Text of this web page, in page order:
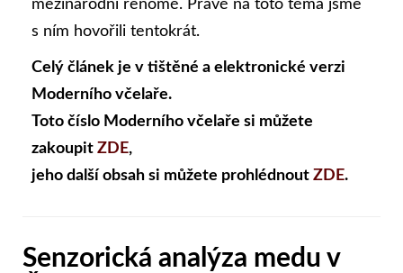
mezinárodní renomé. Právě na toto téma jsme
s ním hovořili tentokrát.
Celý článek je v tištěné a elektronické verzi
Moderního včelaře.
Toto číslo Moderního včelaře si můžete
zakoupit ZDE,
jeho další obsah si můžete prohlédnout ZDE.
Senzorická analýza medu v